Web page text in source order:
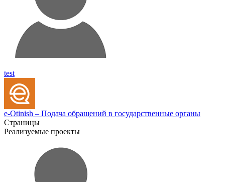
test
e-Otinish – Подача обращений в государственные органы
Страницы
Реализуемые проекты